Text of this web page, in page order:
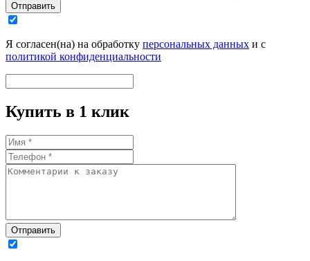
Отправить
Я согласен(на) на обработку персональных данных и с
политикой конфиденциальности
Купить в 1 клик
Отправить